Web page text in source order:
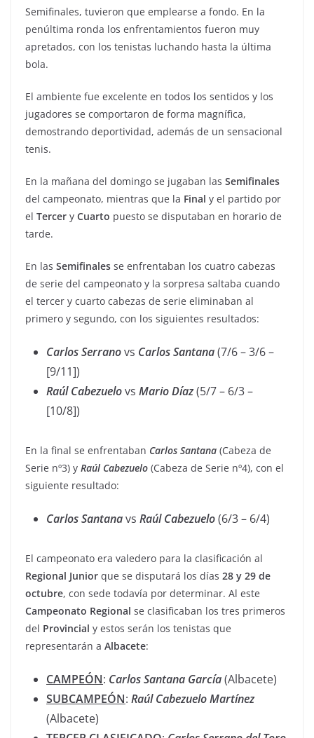
Semifinales, tuvieron que emplearse a fondo. En la
penúltima ronda los enfrentamientos fueron muy
apretados, con los tenistas luchando hasta la última
bola.
El ambiente fue excelente en todos los sentidos y los
jugadores se comportaron de forma magnífica,
demostrando deportividad, además de un sensacional
tenis.
En la mañana del domingo se jugaban las Semifinales
del campeonato, mientras que la Final y el partido por
el Tercer y Cuarto puesto se disputaban en horario de
tarde.
En las Semifinales se enfrentaban los cuatro cabezas
de serie del campeonato y la sorpresa saltaba cuando
el tercer y cuarto cabezas de serie eliminaban al
primero y segundo, con los siguientes resultados:
Carlos Serranovs CarlosSantana(7/6 – 3/6 –
[9/11])
Raúl Cabezuelovs MarioDíaz(5/7 – 6/3 –
[10/8])
En la final se enfrentaban Carlos Santana (Cabeza de
Serie nº3) y Raúl Cabezuelo (Cabeza de Serie nº4), con el
siguiente resultado:
CarlosSantanavs Raúl Cabezuelo(6/3 – 6/4)
El campeonato era valedero para la clasificación al
Regional Junior que se disputará los días 28 y 29 de
octubre, con sede todavía por determinar. Al este
Campeonato Regional se clasificaban los tres primeros
del Provincial y estos serán los tenistas que
representarán a Albacete:
CAMPEÓN: CarlosSantana García(Albacete)
SUBCAMPEÓN: Raúl CabezueloMartínez
(Albacete)